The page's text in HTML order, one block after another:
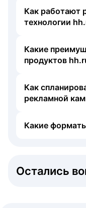
Как работают
технологии
Какие
продуктов
Как
рекламной
Какие
Остались